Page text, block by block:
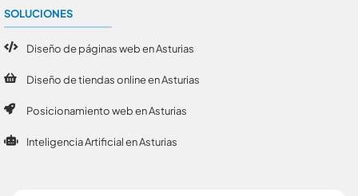
SOLUCIONES
Diseño de páginas web en Asturias
Diseño de tiendas online en Asturias
Posicionamiento web en Asturias
Inteligencia Artificial en Asturias